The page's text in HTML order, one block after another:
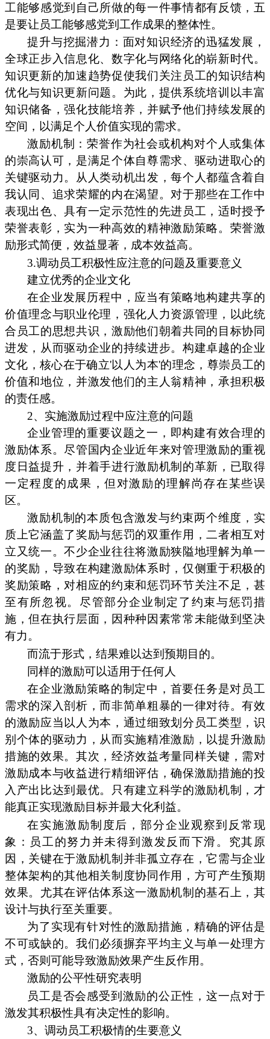
工能够感觉到自己所做的每一件事情都有反馈，五
是要让员工能够感党到工作成果的整体性。
提升与挖掘潜力：面对知识经济的迅猛发展，
全球正步入信息化、数字化与网络化的崭新时代。
知识更新的加速趋势促使我们关注员工的知识结构
优化与知识更新问题。为此，提供系统培训以丰富
知识储备，强化技能培养，并赋予他们持续发展的
空间，以满足个人价值实现的需求。
激励机制：荣誉作为社会或机构对个人或集体
的崇高认可，是满足个体自尊需求、驱动进取心的
关键驱动力。从人类动机出发，每个人都蕴含着自
我认同、追求荣耀的内在渴望。对于那些在工作中
表现出色、具有一定示范性的先进员工，适时授予
荣誉表彰，实为一种高效的精神激励策略。荣誉激
励形式简便，效益显著，成本效益高。
3.调动员工积极性应注意的问题及重要意义
建立优秀的企业文化
在企业发展历程中，应当有策略地构建共享的
价值理念与职业伦理，强化人力资源管理，以此统
合员工的思想共识，激励他们朝着共同的目标协同
进发，从而驱动企业的持续进步。构建卓越的企业
文化，核心在于确立'以人为本'的理念，尊崇员工的
价值和地位，并激发他们的主人翁精神，承担积极
的责任感。
2、实施激励过程中应注意的问题
企业管理的重要议题之一，即构建有效合理的
激励体系。尽管国内企业近年来对管理激励的重视
度日益提升，并着手进行激励机制的革新，已取得
一定程度的成果，但对激励的理解尚存在某些误
区。
激励机制的本质包含激发与约束两个维度，实
质上它涵盖了奖励与惩罚的双重作用，二者相互对
立又统一。不少企业往往将激励狭隘地理解为单一
的奖励，导致在构建激励体系时，仅侧重于积极的
奖励策略，对相应的约束和惩罚环节关注不足，甚
至有所忽视。尽管部分企业制定了约束与惩罚措
施，但在执行层面，因种种因素常常未能做到坚决
有力。
而流于形式，结果难以达到预期目的。
同样的激励可以适用于任何人
在企业激励策略的制定中，首要任务是对员工
需求的深入剖析，而非简单粗暴的一律对待。有效
的激励应当以人为本，通过细致划分员工类型，识
别个体的驱动力，从而实施精准激励，以提升激励
措施的效果。其次，经济效益考量同样关键，需对
激励成本与收益进行精细评估，确保激励措施的投
入产出比达到最优。只有建立科学的激励机制，才
能真正实现激励目标并最大化利益。
在实施激励制度后，部分企业观察到反常现
象：员工的努力并未得到激发反而下滑。究其原
因，关键在于激励机制并非孤立存在，它需与企业
整体架构的其他相关制度协同作用，方可产生预期
效果。尤其在评估体系这一激励机制的基石上，其
设计与执行至关重要。
为了实现有针对性的激励措施，精确的评估是
不可或缺的。我们必须摒弃平均主义与单一处理方
式，否则可能导致激励效果产生反作用。
激励的公平性研究表明
员工是否会感受到激励的公正性，这一点对于
激发其积极性具有决定性的影响。
3、调动员工积极情的生要意义